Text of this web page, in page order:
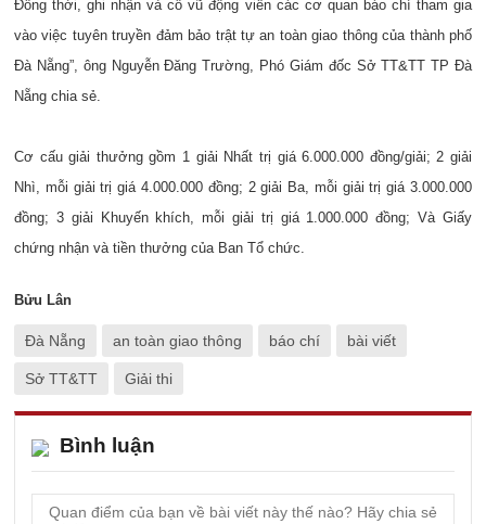
Đồng thời, ghi nhận và cổ vũ động viên các cơ quan báo chí tham gia
vào việc tuyên truyền đảm bảo trật tự an toàn giao thông của thành phố
Đà Nẵng”, ông Nguyễn Đăng Trường, Phó Giám đốc Sở TT&TT TP Đà
Nẵng chia sẻ.
Cơ cấu giải thưởng gồm 1 giải Nhất trị giá 6.000.000 đồng/giải; 2 giải
Nhì, mỗi giải trị giá 4.000.000 đồng; 2 giải Ba, mỗi giải trị giá 3.000.000
đồng; 3 giải Khuyến khích, mỗi giải trị giá 1.000.000 đồng; Và Giấy
chứng nhận và tiền thưởng của Ban Tổ chức.
Bửu Lân
Đà Nẵng an toàn giao thông báo chí bài viết
Sở TT&TT Giải thi
Bình luận